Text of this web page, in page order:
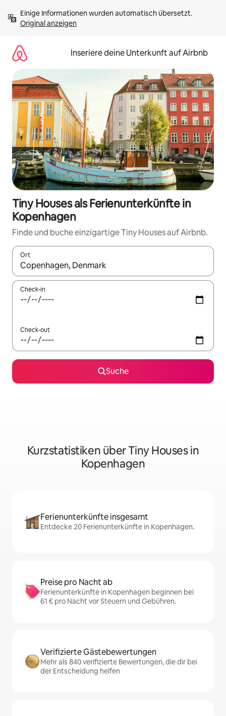
Inhalten
springenOriginal anzeigen
Inseriere deine Unterkunft auf Airbnb
Tiny Houses als Ferienunterkünfte in
Kopenhagen
Finde und buche einzigartige Tiny Houses auf Airbnb.
Ort
Wenn Ergebnisse verfügbar sind, navigiere mit den
Check-in
Check-out
Suche
Kurzstatistiken über Tiny Houses in
Kopenhagen
Ferienunterkünfte insgesamt
Entdecke 20 Ferienunterkünfte in Kopenhagen.
Preise pro Nacht ab
Ferienunterkünfte in Kopenhagen beginnen bei
61 € pro Nacht vor Steuern und Gebühren.
Verifizierte Gästebewertungen
Mehr als 840 verifizierte Bewertungen, die dir bei
der Entscheidung helfen